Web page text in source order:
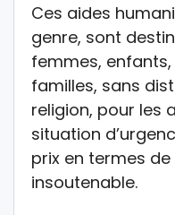
Ces aides
genre, sont
femmes,
familles, sans
religion, pour les
situation
prix en termes
insoutenable.